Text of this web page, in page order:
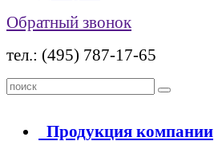
Обратный звонок
тел.: (495) 787-17-65
Продукция компании